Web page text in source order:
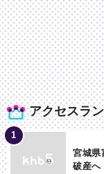
アクセスラ
宮城県
破産へ